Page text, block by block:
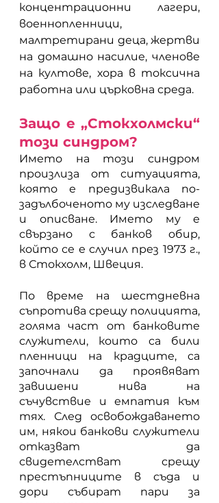
концентрационни лагери,
военнопленници,
малтретирани деца, жертви
на домашно насилие, членове
на култове, хора в токсична
работна или църковна среда.
Защо е „Стокхолмски“
този синдром?
Името на този синдром
произлиза от ситуацията,
която е предизвикала по-
задълбоченото му изследване
и описване. Името му е
свързано с банков обир,
който се е случил през 1973 г.,
в Стокхолм, Швеция.
По време на шестдневна
съпротива срещу полицията,
голяма част от банковите
служители, които са били
пленници на крадците, са
започнали да проявяват
завишени нива на
съчувствие и емпатия към
тях. След освобождаването
им, някои банкови служители
отказват да
свидетелстват срещу
престъпниците в съда и
дори събират пари за